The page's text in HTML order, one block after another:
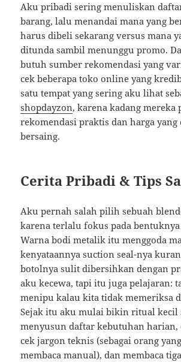
Aku pribadi sering menuliskan
barang, lalu menandai mana yang
harus dibeli sekarang versus mana
ditunda sambil menunggu promo.
butuh sumber rekomendasi yang
cek beberapa toko online yang
satu tempat yang sering aku lihat
shopdayzon, karena kadang mereka
rekomendasi praktis dan harga yang
bersaing.
Cerita Pribadi & Tips
Aku pernah salah pilih sebuah
karena terlalu fokus pada
Warna bodi metalik itu menggoda
kenyataannya suction seal-nya
botolnya sulit dibersihkan dengan
aku kecewa, tapi itu juga pelajaran:
menipu kalau kita tidak memeriksa
Sejak itu aku mulai bikin ritual
menyusun daftar kebutuhan harian,
cek jargon teknis (sebagai orang
membaca manual), dan membaca